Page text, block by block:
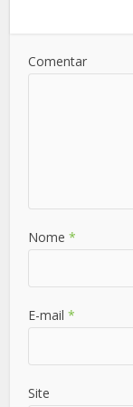
Comentar
Nome*
E-mail*
Site